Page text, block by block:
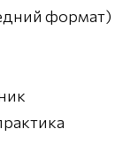
формат)